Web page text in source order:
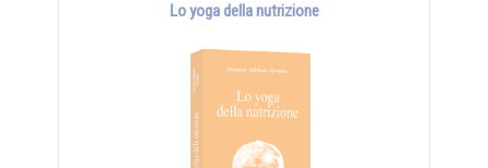
Lo yoga della nutrizione